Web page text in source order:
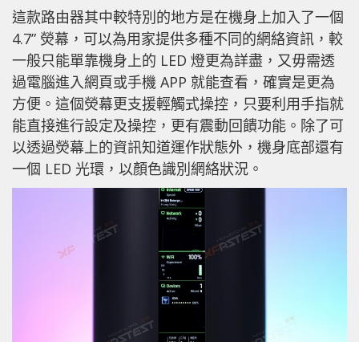
這款路由器其中較特別的地方是在機身上加入了一個
4.7” 熒幕，可以為用家提供多種不同的網絡資訊，較
一般只能單靠機身上的 LED 燈更為詳盡，又毋需透
過電腦進入網頁或手機 APP 就能查看，確實是更為
方便。這個熒幕更支援輕觸式操控，只要利用手指就
能直接進行設定及操控，更有震動回饋功能。除了可
以透過熒幕上的資訊知道運作狀態外，機身底部還有
一個 LED 光環，以顏色識別網絡狀況。